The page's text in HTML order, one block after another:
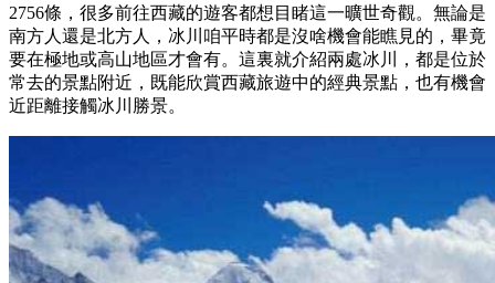
2756條，很多前往西藏的遊客都想目睹這一曠世奇觀。無論是
南方人還是北方人，冰川咱平時都是沒啥機會能瞧見的，畢竟
要在極地或高山地區才會有。這裏就介紹兩處冰川，都是位於
常去的景點附近，既能欣賞西藏旅遊中的經典景點，也有機會
近距離接觸冰川勝景。